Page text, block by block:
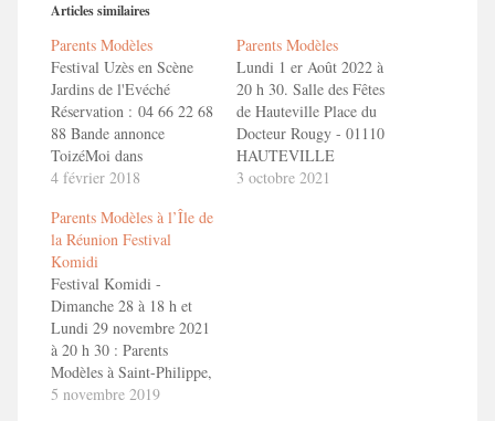
Articles similaires
Parents Modèles
Festival Uzès en Scène
Jardins de l'Evéché
Réservation : 04 66 22 68
88 Bande annonce
ToizéMoi dans
PARENTS MODELES.
plushttp://toizemoi.fr/spectacles/parents-
modeles/
4 février 2018
Parents Modèles
Lundi 1 er Août 2022 à
20 h 30. Salle des Fêtes
de Hauteville Place du
Docteur Rougy - 01110
HAUTEVILLE
LOMPNES. Dans le
3 octobre 2021
Parents Modèles à l’Île de
la Réunion Festival
Komidi
Festival Komidi -
Dimanche 28 à 18 h et
Lundi 29 novembre 2021
à 20 h 30 : Parents
Modèles à Saint-Philippe,
Théâtre Madoré -
5 novembre 2019